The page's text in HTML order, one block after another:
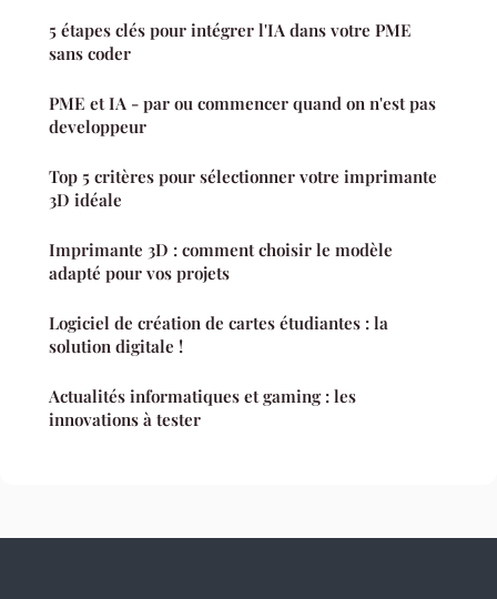
5 étapes clés pour intégrer l'IA dans votre PME
sans coder
PME et IA - par ou commencer quand on n'est pas
developpeur
Top 5 critères pour sélectionner votre imprimante
3D idéale
Imprimante 3D : comment choisir le modèle
adapté pour vos projets
Logiciel de création de cartes étudiantes : la
solution digitale !
Actualités informatiques et gaming : les
innovations à tester